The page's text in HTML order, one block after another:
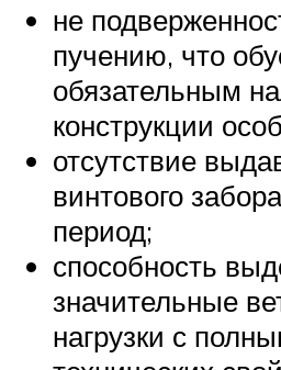
не
пучению, что
обязательным
конструкции
отсутствие
винтового
период;
способность
значительные
нагрузки с